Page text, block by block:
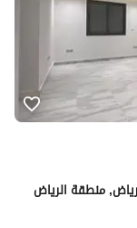
منطقة الرياض